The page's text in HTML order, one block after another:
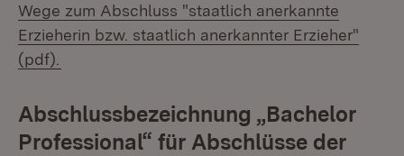
Wege zum Abschluss "staatlich anerkannte
Erzieherin bzw. staatlich anerkannter Erzieher"
(pdf).
Abschlussbezeichnung „Bachelor
Professional“ für Abschlüsse der